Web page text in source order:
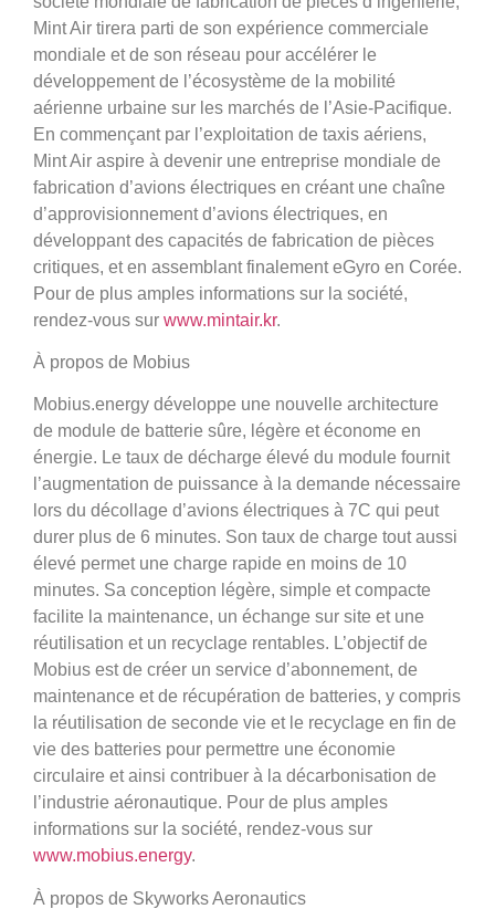
Mint Air tirera parti de son expérience commerciale
mondiale et de son réseau pour accélérer le
développement de l’écosystème de la mobilité
aérienne urbaine sur les marchés de l’Asie-Pacifique.
En commençant par l’exploitation de taxis aériens,
Mint Air aspire à devenir une entreprise mondiale de
fabrication d’avions électriques en créant une chaîne
d’approvisionnement d’avions électriques, en
développant des capacités de fabrication de pièces
critiques, et en assemblant finalement eGyro en Corée.
Pour de plus amples informations sur la société,
rendez-vous sur www.mintair.kr.
À propos de Mobius
Mobius.energy développe une nouvelle architecture
de module de batterie sûre, légère et économe en
énergie. Le taux de décharge élevé du module fournit
l’augmentation de puissance à la demande nécessaire
lors du décollage d’avions électriques à 7C qui peut
durer plus de 6 minutes. Son taux de charge tout aussi
élevé permet une charge rapide en moins de 10
minutes. Sa conception légère, simple et compacte
facilite la maintenance, un échange sur site et une
réutilisation et un recyclage rentables. L’objectif de
Mobius est de créer un service d’abonnement, de
maintenance et de récupération de batteries, y compris
la réutilisation de seconde vie et le recyclage en fin de
vie des batteries pour permettre une économie
circulaire et ainsi contribuer à la décarbonisation de
l’industrie aéronautique. Pour de plus amples
informations sur la société, rendez-vous sur
www.mobius.energy.
À propos de Skyworks Aeronautics